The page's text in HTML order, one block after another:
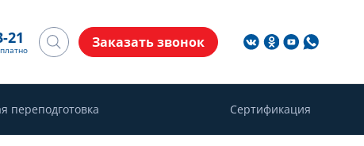
21 Заказать звонок
переподготовка Сертификация